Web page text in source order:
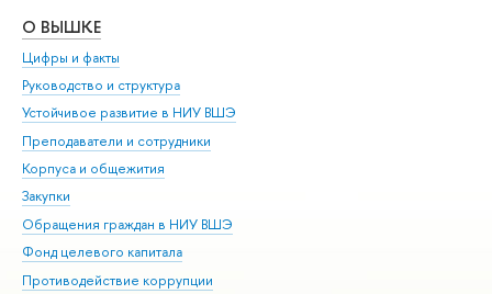
О ВЫШКЕ
Цифры и факты
Руководство и структура
Устойчивое развитие в НИУ ВШЭ
Преподаватели и сотрудники
Корпуса и общежития
Закупки
Обращения граждан в НИУ ВШЭ
Фонд целевого капитала
Противодействие коррупции